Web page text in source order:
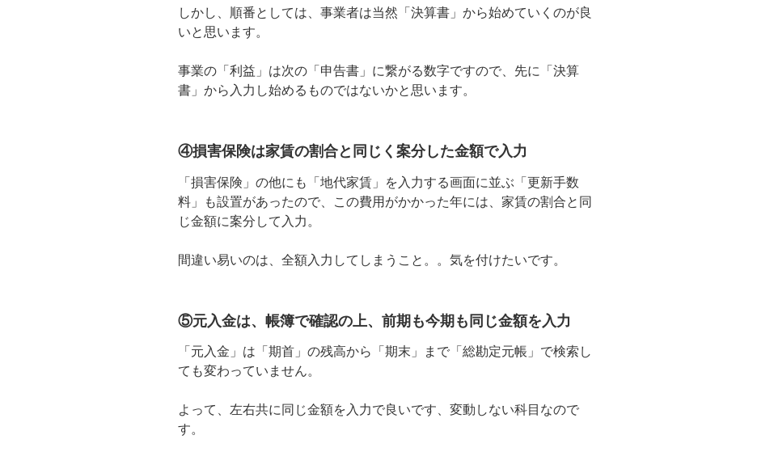
しかし、順番としては、事業者は当然「決算書」から始めていくのが良
いと思います。
事業の「利益」は次の「申告書」に繋がる数字ですので、先に「決算
書」から入力し始めるものではないかと思います。
④損害保険は家賃の割合と同じく案分した金額で入力
「損害保険」の他にも「地代家賃」を入力する画面に並ぶ「更新手数
料」も設置があったので、この費用がかかった年には、家賃の割合と同
じ金額に案分して入力。
間違い易いのは、全額入力してしまうこと。。気を付けたいです。
⑤元入金は、帳簿で確認の上、前期も今期も同じ金額を入力
「元入金」は「期首」の残高から「期末」まで「総勘定元帳」で検索し
ても変わっていません。
よって、左右共に同じ金額を入力で良いです、変動しない科目なので
す。